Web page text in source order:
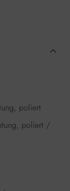
poliert
poliert /